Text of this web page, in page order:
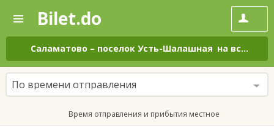
—
Поиск
и
покупка
билетов
на
автобус
онлайн
Bilet.do
Саламатово – поселок Усть-Шалашная на все дни
По времени отправления
Время отправления и прибытия местное